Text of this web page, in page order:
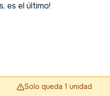
es el último!
Solo queda 1 unidad